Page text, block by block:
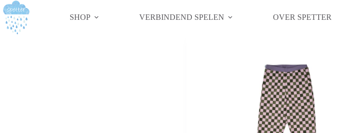
SHOP VERBINDEND SPELEN OVER SPETTER